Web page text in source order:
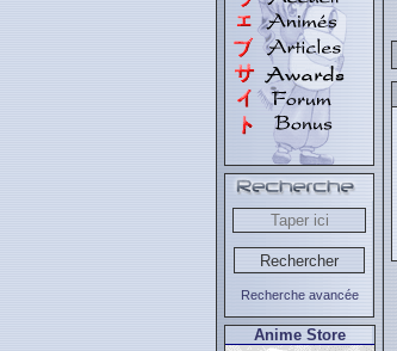
Recherche avancée
Anime Store